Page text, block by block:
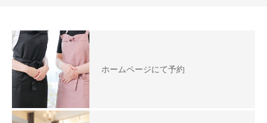
ホームページにて予約